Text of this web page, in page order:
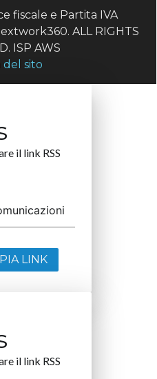
fiscale e Partita IVA
ALL RIGHTS
ISP AWS
del sito
il link RSS
LINK
il link RSS